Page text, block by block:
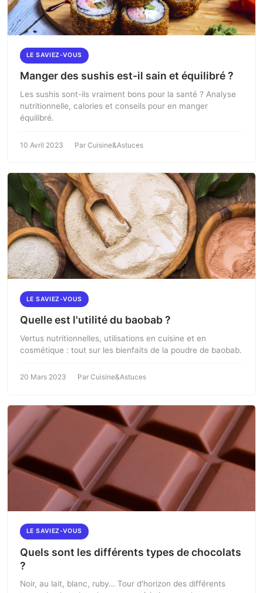
LE SAVIEZ-VOUS
Manger des sushis est-il sain et équilibré ?
Les sushis sont-ils vraiment bons pour la santé ? Analyse
nutritionnelle, calories et conseils pour en manger
équilibré.
10 Avril 2023 Par Cuisine&Astuces
LE SAVIEZ-VOUS
Quelle est l'utilité du baobab ?
Vertus nutritionnelles, utilisations en cuisine et en
cosmétique : tout sur les bienfaits de la poudre de baobab.
20 Mars 2023 Par Cuisine&Astuces
LE SAVIEZ-VOUS
Quels sont les différents types de chocolats
?
Noir, au lait, blanc, ruby… Tour d'horizon des différents